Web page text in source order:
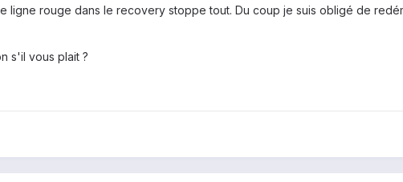
ligne rouge dans le recovery stoppe tout. Du coup je suis obligé de
s'il vous plait ?